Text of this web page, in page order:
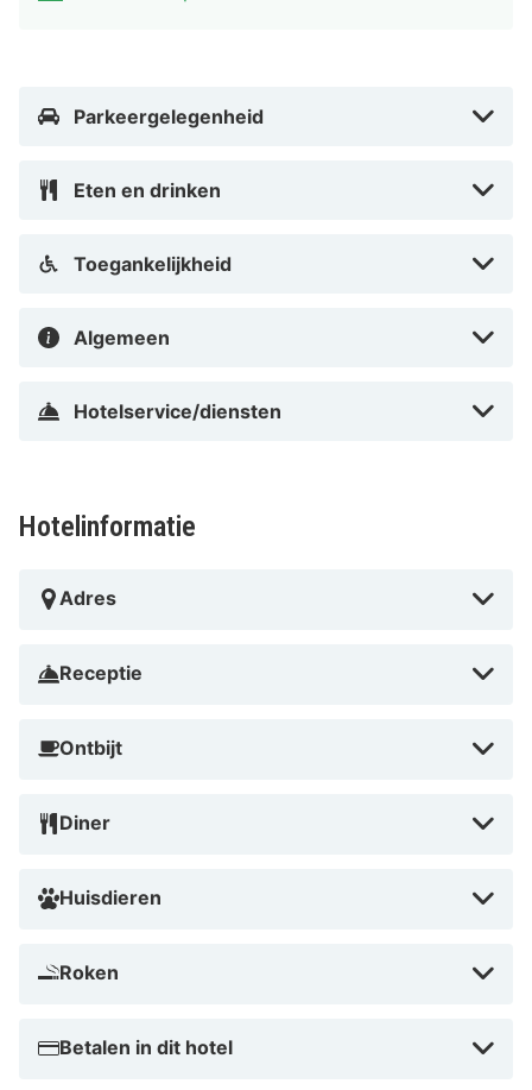
Parkeergelegenheid
Eten en drinken
Toegankelijkheid
Algemeen
Hotelservice/diensten
Hotelinformatie
Adres
Receptie
Ontbijt
Diner
Huisdieren
Roken
Betalen in dit hotel